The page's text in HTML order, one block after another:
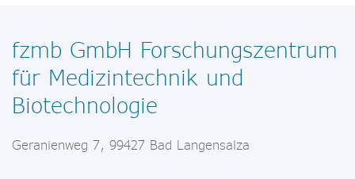
fzmb GmbH Forschungszentrum
für Medizintechnik und
Biotechnologie
Geranienweg 7, 99427 Bad Langensalza